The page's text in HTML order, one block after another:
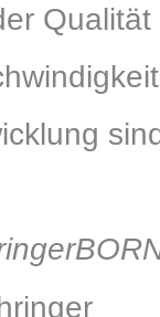
Qualität